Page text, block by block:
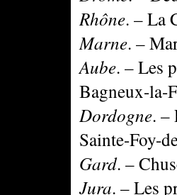
Rhône. – La
Marne. –
Aube. – Les
Bagneux-la-
Dordogne. –
Sainte-Foy-
Gard. –
Jura. – Les